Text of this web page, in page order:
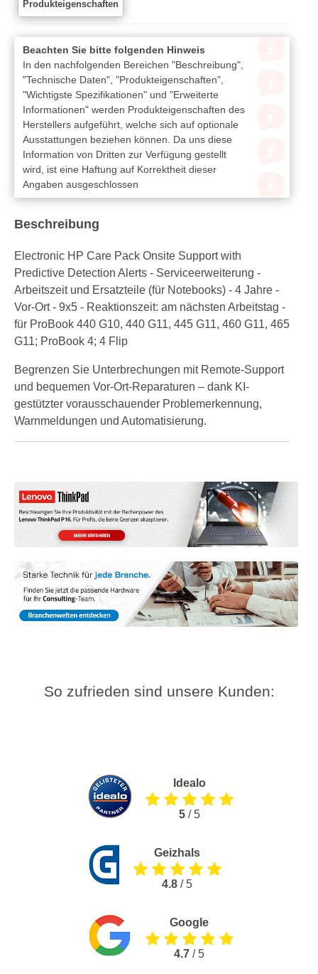
Produkteigenschaften
Beachten Sie bitte folgenden Hinweis
In den nachfolgenden Bereichen "Beschreibung",
"Technische Daten", "Produkteigenschaften",
"Wichtigste Spezifikationen" und "Erweiterte
Informationen" werden Produkteigenschaften des
Herstellers aufgeführt, welche sich auf optionale
Ausstattungen beziehen können. Da uns diese
Information von Dritten zur Verfügung gestellt
wird, ist eine Haftung auf Korrektheit dieser
Angaben ausgeschlossen
Beschreibung
Electronic HP Care Pack Onsite Support with
Predictive Detection Alerts - Serviceerweiterung -
Arbeitszeit und Ersatzteile (für Notebooks) - 4 Jahre -
Vor-Ort - 9x5 - Reaktionszeit: am nächsten Arbeitstag -
für ProBook 440 G10, 440 G11, 445 G11, 460 G11, 465
G11; ProBook 4; 4 Flip
Begrenzen Sie Unterbrechungen mit Remote-Support
und bequemen Vor-Ort-Reparaturen – dank KI-
gestützter vorausschauender Problemerkennung,
Warnmeldungen und Automatisierung.
So zufrieden sind unsere Kunden:
Idealo
5/ 5
Geizhals
4.8 / 5
Google
4.7 / 5